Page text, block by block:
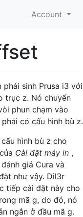
Account
sinh Prusa i3 với
trục z. Nó chuyển
phun chạm vào
có cấu hình bù z.
hình bù z cho
của Cài đặt máy in ,
giá Cura và
như vậy. Dil3r
tiếp cài đặt này cho
mã g, do đó, nó
ngắn ở đầu mã g.